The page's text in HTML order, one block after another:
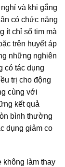
và khi gắng
có chức năng
ít chỉ số tim mà
trên huyết áp
những nghiên
có tác dụng
trị cho động
cùng với
kết quả
bình thường
dụng giảm co
không làm thay